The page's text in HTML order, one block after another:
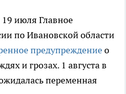
июля Главное
по Ивановской области
предупреждениео
и грозах. 1 августа в
переменная